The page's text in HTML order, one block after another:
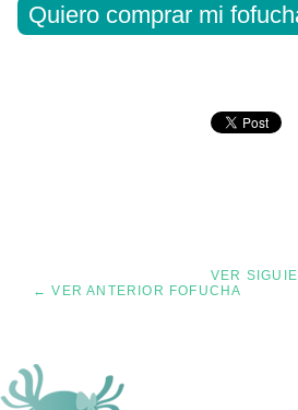
Quiero comprar mi
VER
← VER ANTERIOR FOFUCHA